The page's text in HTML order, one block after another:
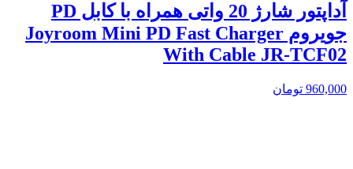
آداپتور شارژ 20 واتی همراه با کابل PD
جویروم Joyroom Mini PD Fast Charger
With Cable JR-TCF02
960,000 تومان